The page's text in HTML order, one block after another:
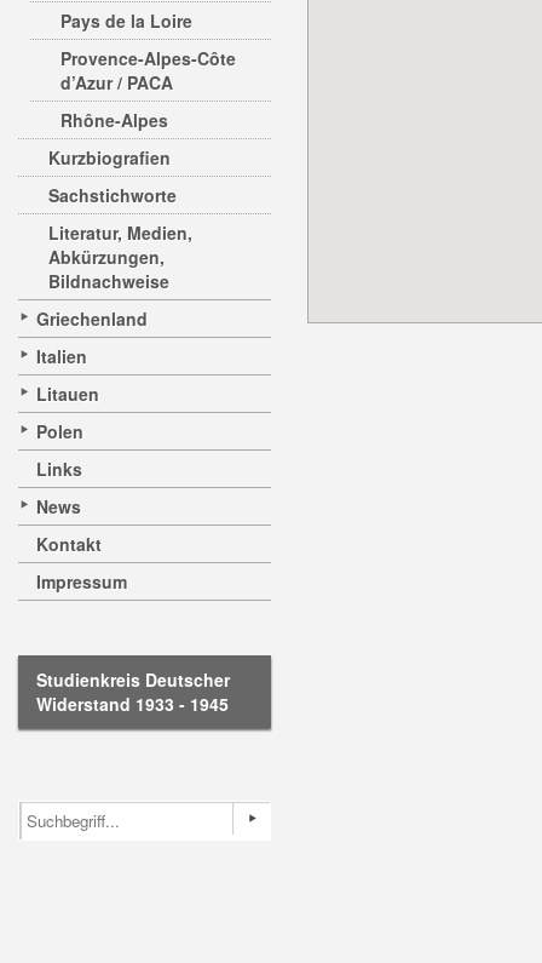
Pays de la Loire
Provence-Alpes-Côte
d’Azur / PACA
Rhône-Alpes
Kurzbiografien
Sachstichworte
Literatur, Medien,
Abkürzungen,
Bildnachweise
Griechenland
Italien
Litauen
Polen
Links
News
Kontakt
Impressum
Studienkreis Deutscher
Widerstand 1933 - 1945